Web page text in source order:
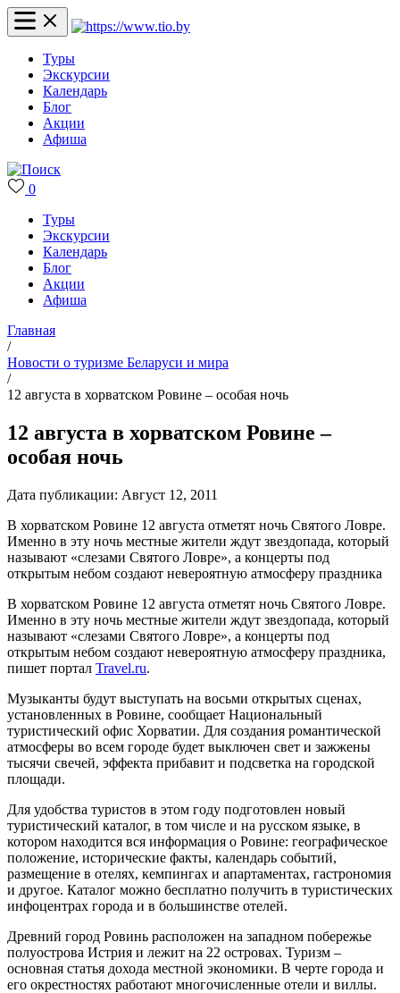
Туры
Экскурсии
Календарь
Блог
Акции
Афиша
0
Туры
Экскурсии
Календарь
Блог
Акции
Афиша
Главная
/
Новости о туризме Беларуси и мира
/
12 августа в хорватском Ровине – особая ночь
12 августа в хорватском Ровине –
особая ночь
Дата публикации: Август 12, 2011
В хорватском Ровине 12 августа отметят ночь Святого Ловре.
Именно в эту ночь местные жители ждут звездопада, который
называют «слезами Святого Ловре», а концерты под
открытым небом создают невероятную атмосферу праздника
В хорватском Ровине 12 августа отметят ночь Святого Ловре.
Именно в эту ночь местные жители ждут звездопада, который
называют «слезами Святого Ловре», а концерты под
открытым небом создают невероятную атмосферу праздника,
пишет портал Travel.ru.
Музыканты будут выступать на восьми открытых сценах,
установленных в Ровине, сообщает Национальный
туристический офис Хорватии. Для создания романтической
атмосферы во всем городе будет выключен свет и зажжены
тысячи свечей, эффекта прибавит и подсветка на городской
площади.
Для удобства туристов в этом году подготовлен новый
туристический каталог, в том числе и на русском языке, в
котором находится вся информация о Ровине: географическое
положение, исторические факты, календарь событий,
размещение в отелях, кемпингах и апартаментах, гастрономия
и другое. Каталог можно бесплатно получить в туристических
инфоцентрах города и в большинстве отелей.
Древний город Ровинь расположен на западном побережье
полуострова Истрия и лежит на 22 островах. Туризм –
основная статья дохода местной экономики. В черте города и
его окрестностях работают многочисленные отели и виллы.